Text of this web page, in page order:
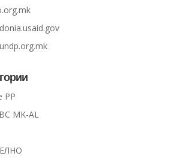
PP
MK-AL